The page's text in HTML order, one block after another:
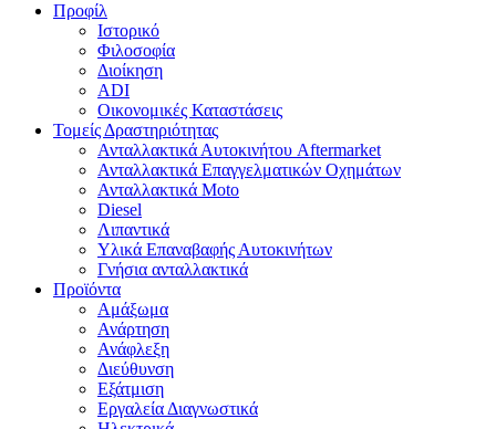
Προφίλ
Ιστορικό
Φιλοσοφία
Διοίκηση
ADI
Οικονομικές Καταστάσεις
Τομείς Δραστηριότητας
Ανταλλακτικά Αυτοκινήτου Aftermarket
Ανταλλακτικά Επαγγελματικών Οχημάτων
Ανταλλακτικά Moto
Diesel
Λιπαντικά
Υλικά Επαναβαφής Αυτοκινήτων
Γνήσια ανταλλακτικά
Προϊόντα
Αμάξωμα
Ανάρτηση
Ανάφλεξη
Διεύθυνση
Εξάτμιση
Εργαλεία Διαγνωστικά